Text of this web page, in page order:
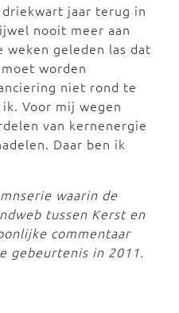
jaar terug in
nooit meer aan
geleden las dat
worden
niet rond te
Voor mij wegen
van kernenergie
Daar ben ik
waarin de
tussen Kerst en
commentaar
gebeurtenis in 2011.